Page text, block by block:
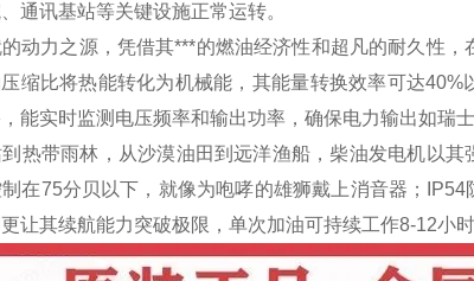
通讯基站等关键设施正常运转。
动力之源，凭借其***的燃油经济性和超凡的耐久性
缩比将热能转化为机械能，其能量转换效率可达
能实时监测电压频率和输出功率，确保电力输出如瑞
热带雨林，从沙漠油田到远洋渔船，柴油发电机以
在75分贝以下，就像为咆哮的雄狮戴上消音器；
让其续航能力突破极限，单次加油可持续工作8-12小